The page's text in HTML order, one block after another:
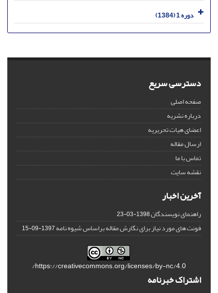
دوره 1 (1384)
دسترسی سریع
صفحه اصلی
درباره نشریه
اعضای هیات تحریریه
ارسال مقاله
تماس با ما
نقشه سایت
آخرین اخبار
راهنمای نویسندگان1398-03-23
فونت های مورد نیاز برای نگارش مقاله براساس شیوه نامه1397-09-15
https://creativecommons.org/licenses/by-nc/4.0/
اشتراک خبرنامه